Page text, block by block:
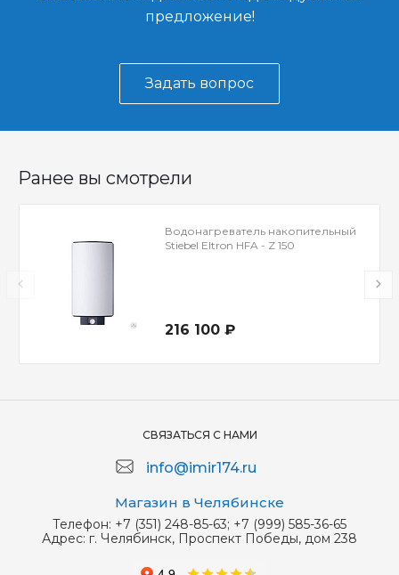
предложение!
Задать вопрос
Ранее вы смотрели
Водонагреватель накопительный
Stiebel Eltron HFA - Z 150
216 100 ₽
СВЯЗАТЬСЯ С НАМИ
info@imir174.ru
Магазин в Челябинске
Телефон: +7 (351) 248-85-63; +7 (999) 585-36-65
Адрес: г. Челябинск, Проспект Победы, дом 238